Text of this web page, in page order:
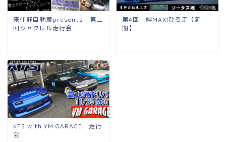
来住野自動車presents 第二
回シャクレル走行会
第4回 絆MAX!ひろ走【延
期】
KTS with YM GARAGE 走行
会